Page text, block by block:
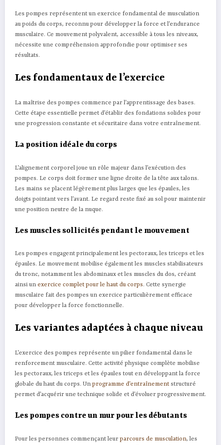
Les pompes représentent un exercice fondamental de musculation
au poids du corps, reconnu pour développer la force et l’endurance
musculaire. Ce mouvement polyvalent, accessible à tous les niveaux,
nécessite une compréhension approfondie pour optimiser ses
résultats.
Les fondamentaux de l’exercice
La maîtrise des pompes commence par l’apprentissage des bases.
Cette étape essentielle permet d’établir des fondations solides pour
une progression constante et sécuritaire dans votre entraînement.
La position idéale du corps
L’alignement corporel joue un rôle majeur dans l’exécution des
pompes. Le corps doit former une ligne droite de la tête aux talons.
Les mains se placent légèrement plus larges que les épaules, les
doigts pointant vers l’avant. Le regard reste fixé au sol pour maintenir
une position neutre de la nuque.
Les muscles sollicités pendant le mouvement
Les pompes engagent principalement les pectoraux, les triceps et les
épaules. Le mouvement mobilise également les muscles stabilisateurs
du tronc, notamment les abdominaux et les muscles du dos, créant
ainsi un exercice complet pour le haut du corps. Cette synergie
musculaire fait des pompes un exercice particulièrement efficace
pour développer la force fonctionnelle.
Les variantes adaptées à chaque niveau
L’exercice des pompes représente un pilier fondamental dans le
renforcement musculaire. Cette activité physique complète mobilise
les pectoraux, les triceps et les épaules tout en développant la force
globale du haut du corps. Un programme d’entraînement structuré
permet d’acquérir une technique solide et d’évoluer progressivement.
Les pompes contre un mur pour les débutants
Pour les personnes commençant leur parcours de musculation, les